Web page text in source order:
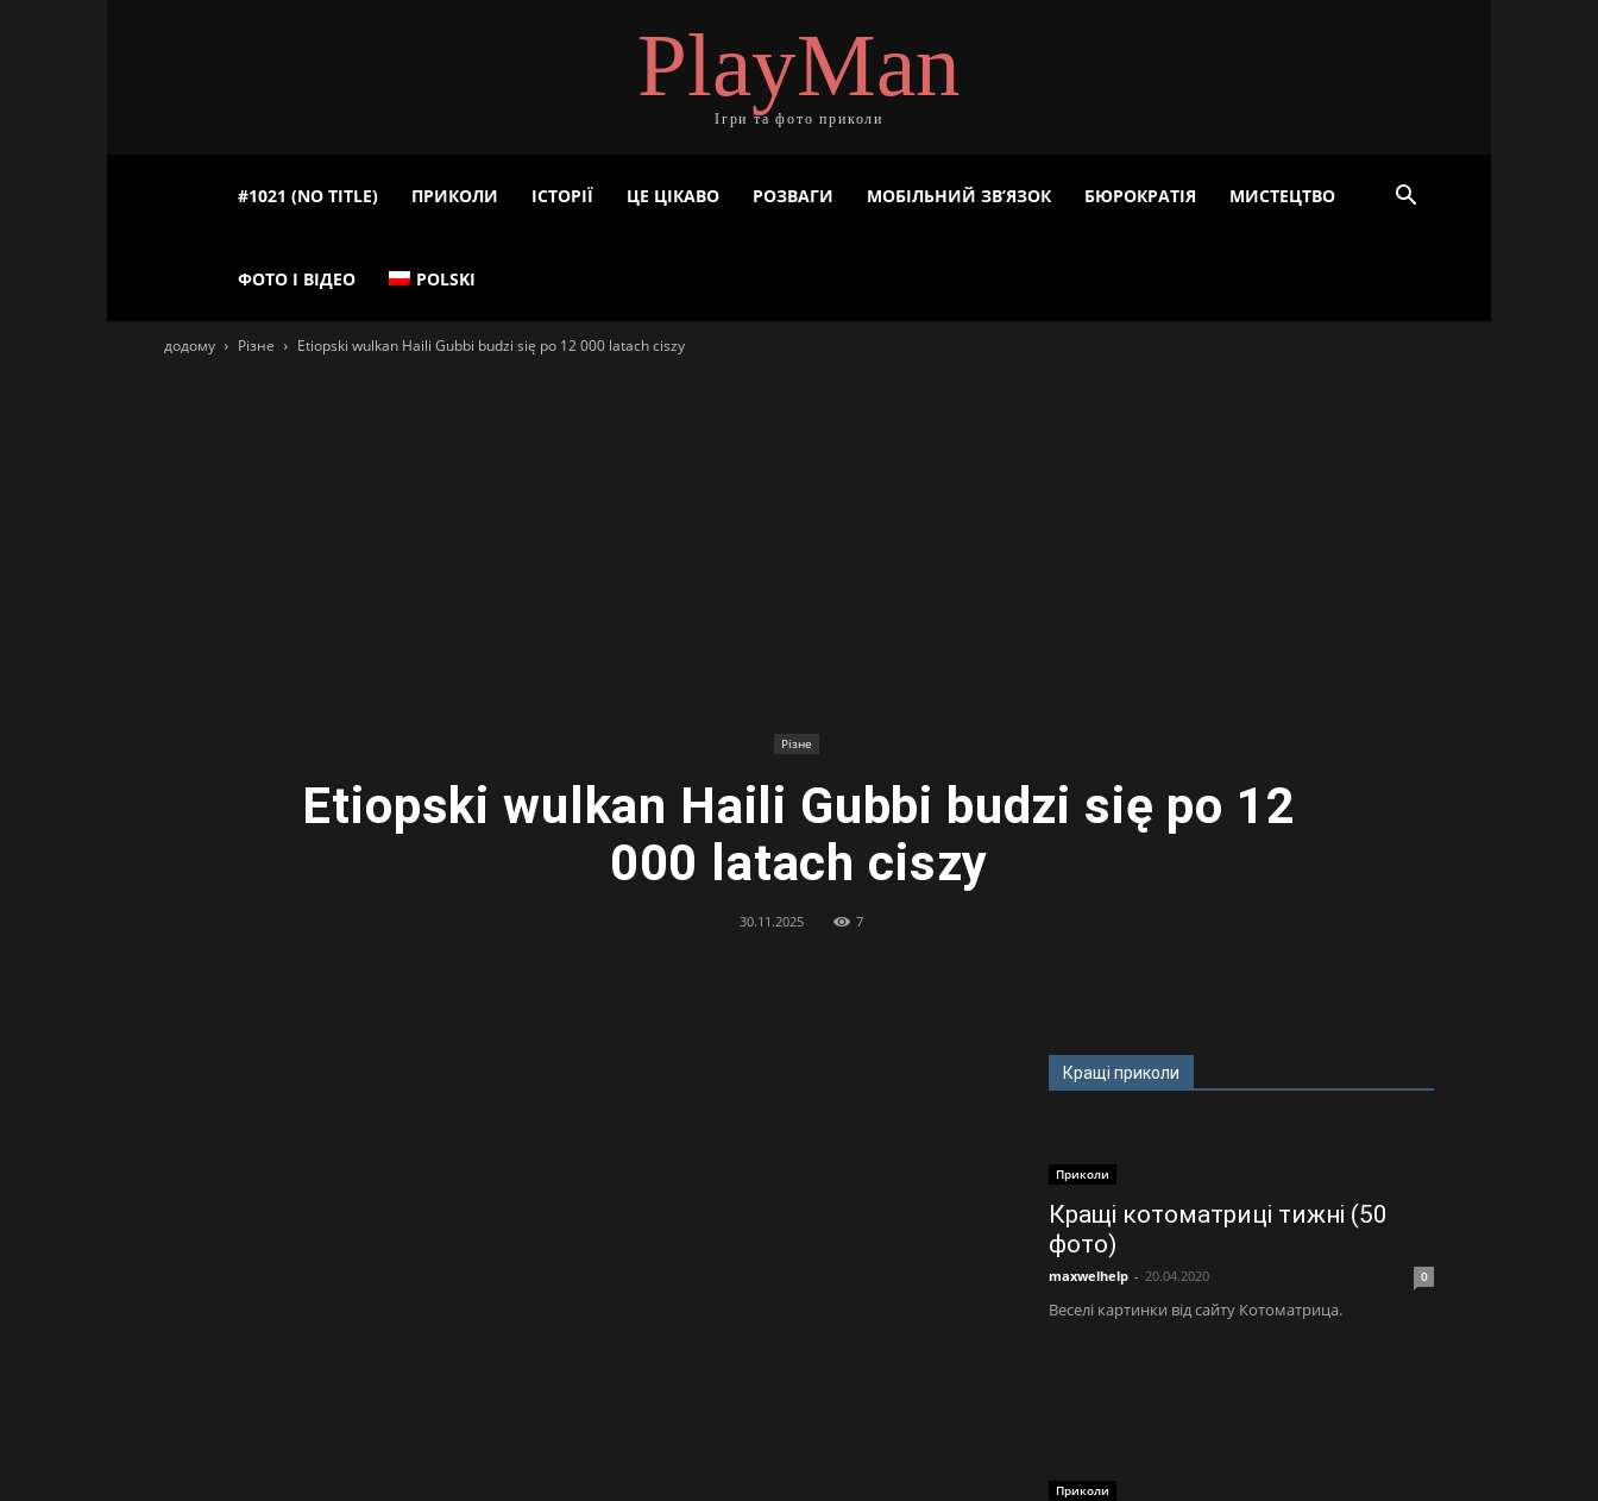
PlayMan
Ігри та фото приколи
#1021 (NO TITLE) ПРИКОЛИ ІСТОРІЇ ЦЕ ЦІКАВО РОЗВАГИ МОБІЛЬНИЙ ЗВ’ЯЗОК БЮРОКРАТІЯ МИСТЕЦТВО
ФОТО І ВІДЕО POLSKI
додому Різне Etiopski wulkan Haili Gubbi budzi się po 12 000 latach ciszy
Різне
Etiopski wulkan Haili Gubbi budzi się po 12
000 latach ciszy
30.11.2025 7
Кращі приколи
Приколи
Кращі котоматриці тижні (50
фото)
maxwelhelp - 20.04.2020 0
Веселі картинки від сайту Котоматрица.
Приколи